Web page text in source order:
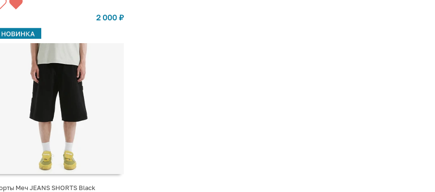
ВЫБРАТЬ ВАРИАНТЫ
2 000₽
Меч JEANS SHORTS Black